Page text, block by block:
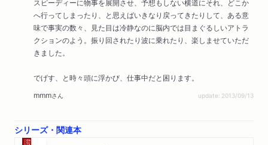
スピーディーに物事を展開させ、予想もしない横道にそれ、どこか
へ行ってしまったり、と思えばいきなり戻ってきたりして、ある意
味で事実の数々、見た目は冷静なのに脳内では目まぐるしいアトラ
クションのよう。振り回されたり波に乗れたり、楽しませていただ
きました。
でげす、と時々頭に浮かび、仕事中だと困ります。
mmmさん update: 2013/09/13
シリーズ・関連本